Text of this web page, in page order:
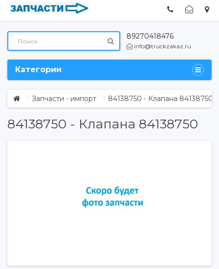
89270418476
info@truckzakaz.ru
Категории
Запчасти - импорт 84138750 - Клапана 84138750
84138750 - Клапана 84138750